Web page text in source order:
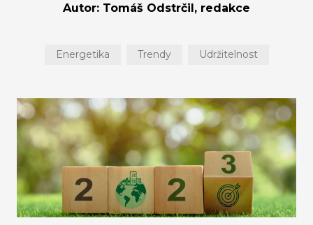
Autor: Tomáš Odstrčil, redakce
Energetika Trendy Udržitelnost